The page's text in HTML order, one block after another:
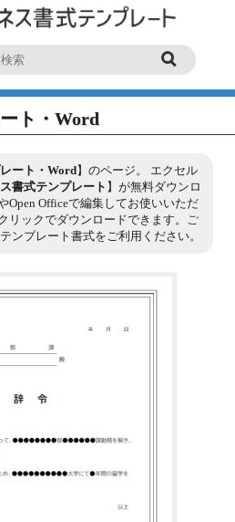
ト・Word
ート・Word】のページ。 エクセル
書式テンプレート 】が無料ダウンロ
Open Officeで編集してお使いいただ
リックでダウンロードできます。 ご
ンプレート書式をご利用ください。